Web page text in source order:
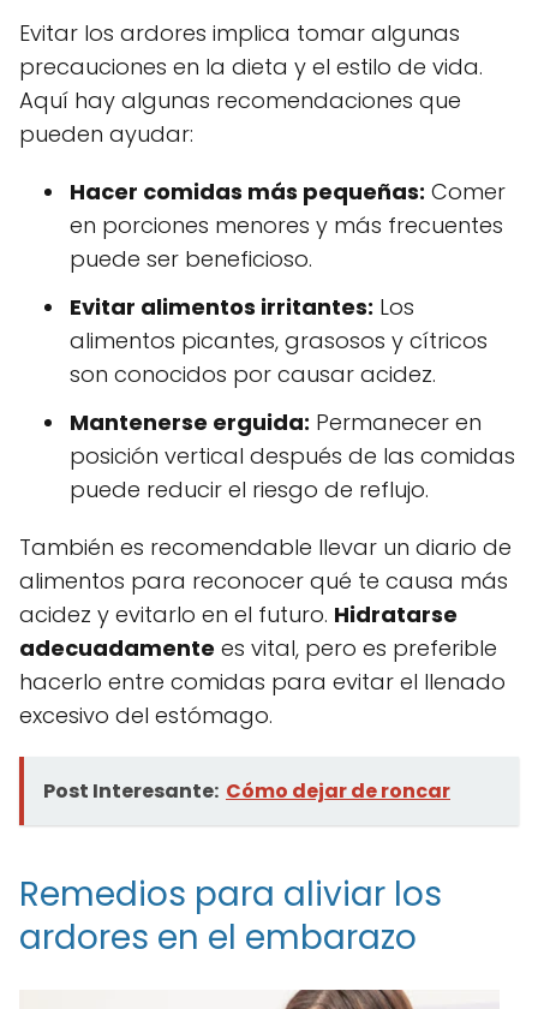
Evitar los ardores implica tomar algunas
precauciones en la dieta y el estilo de vida.
Aquí hay algunas recomendaciones que
pueden ayudar:
Hacer comidas más pequeñas: Comer
en porciones menores y más frecuentes
puede ser beneficioso.
Evitar alimentos irritantes: Los
alimentos picantes, grasosos y cítricos
son conocidos por causar acidez.
Mantenerse erguida: Permanecer en
posición vertical después de las comidas
puede reducir el riesgo de reflujo.
También es recomendable llevar un diario de
alimentos para reconocer qué te causa más
acidez y evitarlo en el futuro. Hidratarse
adecuadamente es vital, pero es preferible
hacerlo entre comidas para evitar el llenado
excesivo del estómago.
Post Interesante: Cómo dejar de roncar
Remedios para aliviar los
ardores en el embarazo